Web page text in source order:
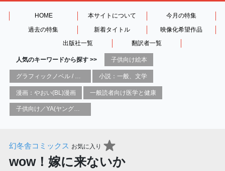
HOME 本サイトについて
今月の特集
過去の特集
新着タイトル
映像化希望作品
出版社一覧
翻訳者一覧
人気のキーワードから探す >> 子供向け絵本
小説：一般、文学
漫画：やおい(BL)漫画 一般読者向け医学と健康
子供向け／YA(ヤングアダルト)向け一般：芸術&芸術家
幻冬舎コミックス お気に入り
wow！嫁に来ないか